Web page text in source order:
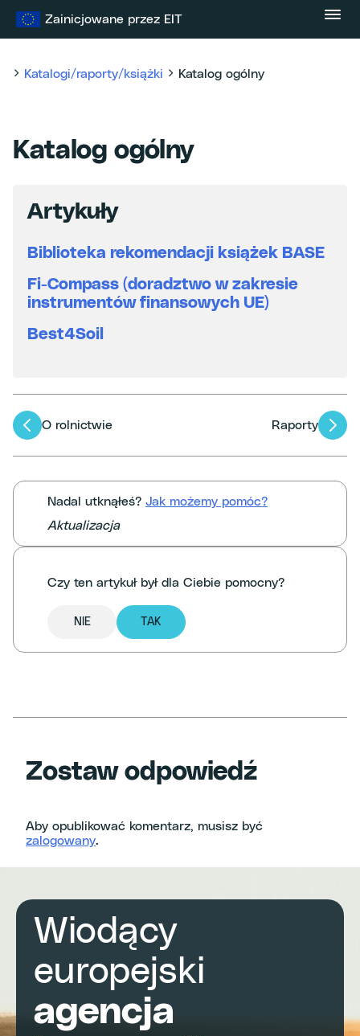
Zainicjowane przez EIT
Katalogi/raporty/książki Katalog ogólny
Katalog ogólny
Artykuły
Biblioteka rekomendacji książek BASE
Fi-Compass (doradztwo w zakresie
instrumentów finansowych UE)
Best4Soil
Nawigacja
po
artykułach
O rolnictwie Raporty
Nadal utknąłeś? Jak możemy pomóc?
Aktualizacja
Czy ten artykuł był dla Ciebie pomocny?
NIE TAK
Zostaw odpowiedź
Aby opublikować komentarz, musisz być
zalogowany.
Wiodący
europejski
agencja